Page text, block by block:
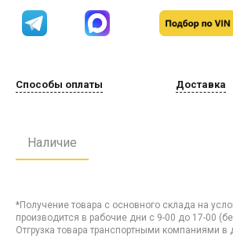
Способы оплаты Доставка
Наличие
*Получение товара с основного склада на
производится в рабочие дни с 9-00 до 17-00
Отгрузка товара транспортными компаниями